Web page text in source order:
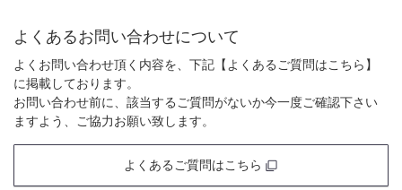
よくあるお問い合わせについて
よくお問い合わせ頂く内容を、下記【よくあるご質問はこちら】
に掲載しております。
お問い合わせ前に、該当するご質問がないか今一度ご確認下さい
ますよう、ご協力お願い致します。
よくあるご質問はこちら